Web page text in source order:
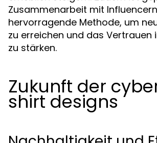
Zusammenarbeit mit
hervorragende Methode, um
zu erreichen und das Vertrauen
zu stärken.
Zukunft der
shirt designs